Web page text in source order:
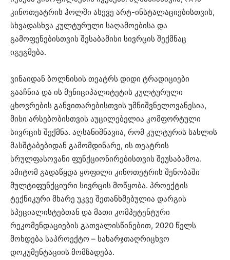
კინოთეატრის ჰოლში ასევე არტ-ინსტალაციებისთვის,
სხვადასხვა კულტურული საღამოებისა და
გამოფენებისთვის შესაბამისი სივრცის შექმნაც
იგეგმება.
ვინაიდან ბოლნისის თეატრს დიდი ტრადიციები
გააჩნია და ის მუნიციპალიტეტის კულტურული
ცხოვრების განვითარებისთვის უმნიშვნელოვანესია,
მისი არსებობისთვის აუცილებელია კომფორტული
სივრცის შექმნა. აღსანიშნავია, რომ კულტურის სახლის
მასშტაბებიდან გამომდინარე, ის თეატრის
სრულფასოვანი ფუნქციონირებისთვის შეუსაბამოა.
ამიტომ გადაწყდა ყოფილი კინოთეტრის შენობაში
მულტიფუნქციური სივრცის მოწყობა. პროექტის
ტექნიკური მხარე უკვე შეთანხმებულია დარგის
სპეციალისტებთან და მათი კომპეტენტური
რეკომენდაციების გათვალისწინებით, 2020 წელს
მოხდება საპროექტო – სახარჯთაღრიცხვო
დოკუმენტაციის მომზადება.